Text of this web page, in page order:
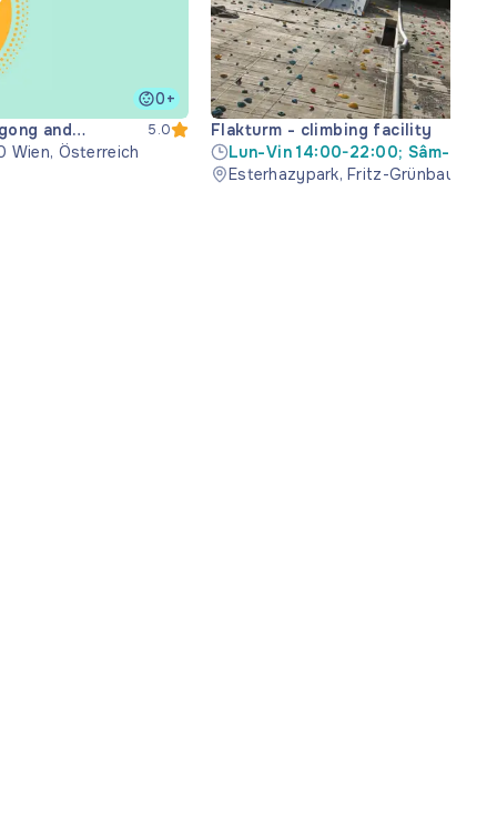
0+
and
5.0
Wien, Österreich
Flakturm - climbing facility
Lun-Vin 14:00-22:00; Sâm-Dum
22:00
Esterhazypark, Fritz-Grünbaum-